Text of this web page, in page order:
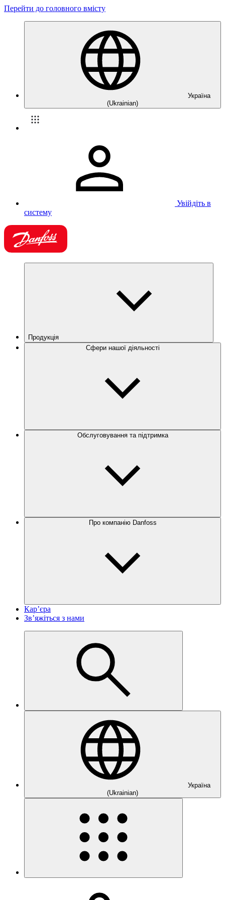
Перейти до головного вмісту
Україна
(Ukrainian)
Увійдіть в
систему
Продукція
Сфери нашої діяльності
Обслуговування та підтримка
Про компанію Danfoss
Кар’єра
Зв’яжіться з нами
Україна
(Ukrainian)